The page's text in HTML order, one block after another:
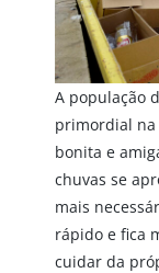
A população
primordial na
bonita e
chuvas se
mais
rápido e fica
cuidar da